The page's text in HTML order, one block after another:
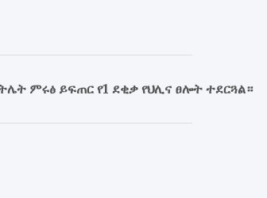
ምሩፅ ይፍጠር የ1 ደቂቃ የህሊና ፀሎት ተደርጓል።